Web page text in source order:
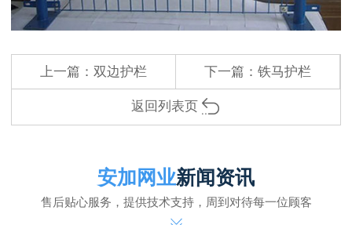
上一篇：双边护栏 下一篇： 铁马护栏
返回列表页
安加网业新闻资讯
售后贴心服务，提供技术支持，周到对待每一位顾客